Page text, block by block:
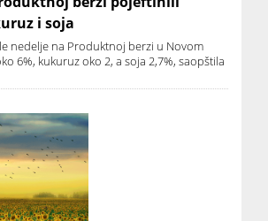
i soja
nedelje na Produktnoj berzi u Novom
6%, kukuruz oko 2, a soja 2,7%, saopštila